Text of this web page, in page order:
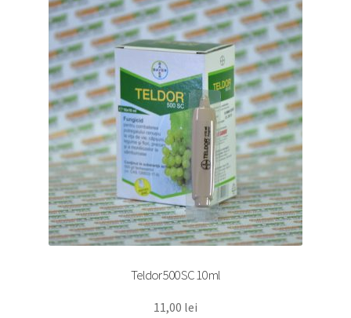
Teldor 500 SC 10 ml
11,00 lei